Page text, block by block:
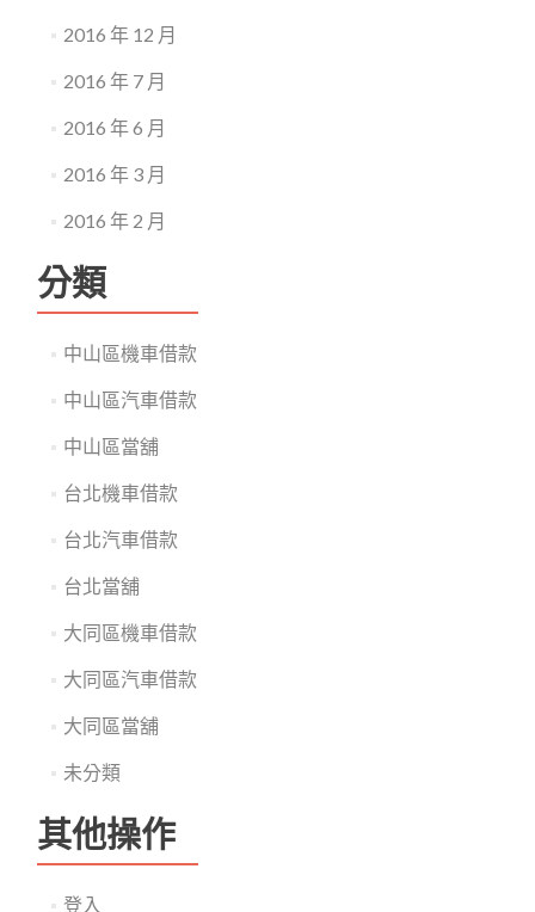
2016 年 12 月
2016 年 7 月
2016 年 6 月
2016 年 3 月
2016 年 2 月
分類
中山區機車借款
中山區汽車借款
中山區當舖
台北機車借款
台北汽車借款
台北當舖
大同區機車借款
大同區汽車借款
大同區當舖
未分類
其他操作
登入